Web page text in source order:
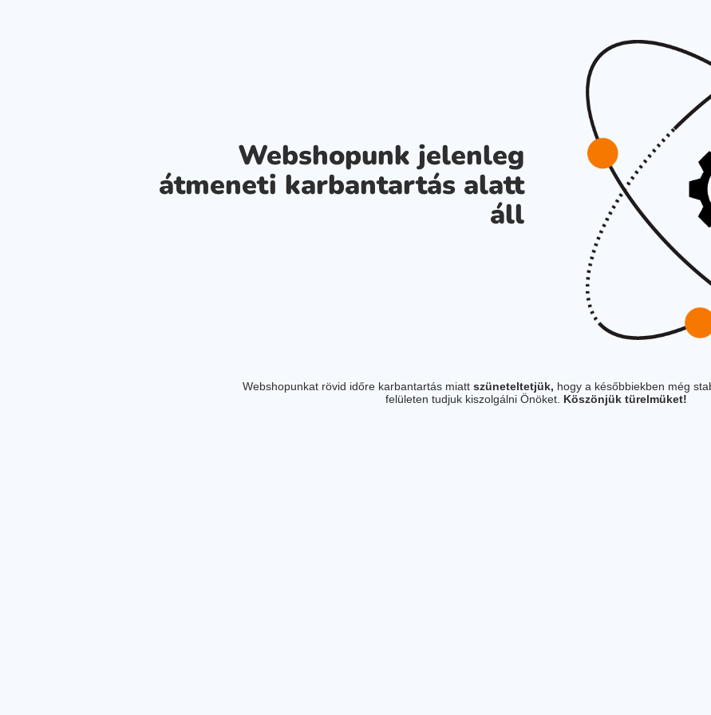
Webshopunk jelenleg
átmeneti karbantartás alatt
áll
Webshopunkat rövid időre karbantartás miatt szüneteltetjük, hogy a későbbiekben még
felületen tudjuk kiszolgálni Önöket. Köszönjük türelmüket!